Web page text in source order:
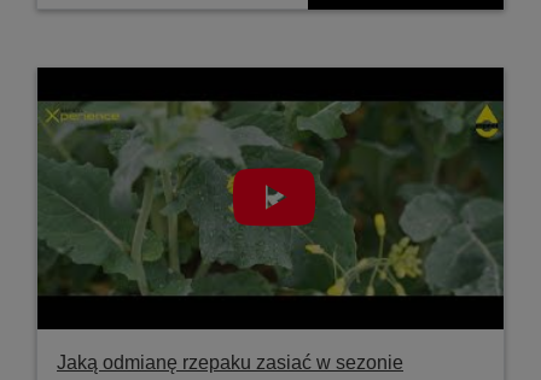
Jaką odmianę rzepaku zasiać w sezonie